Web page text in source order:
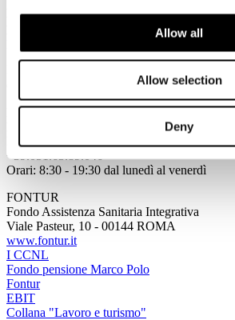
Allow all
Allow selection
Deny
L'elenco delle prestazioni assicurate da
procedure per ottenere i rimborsi sono
Per maggiori dettagli è attivo il Servizio di
Dall'estero: prefisso per l'Italia
+39.051.63.89.046
Orari: 8:30 - 19:30 dal lunedì al venerdì
FONTUR
Fondo Assistenza Sanitaria Integrativa
Viale Pasteur, 10 - 00144 ROMA
www.fontur.it
I CCNL
Fondo pensione Marco Polo
Fontur
EBIT
Collana "Lavoro e turismo"